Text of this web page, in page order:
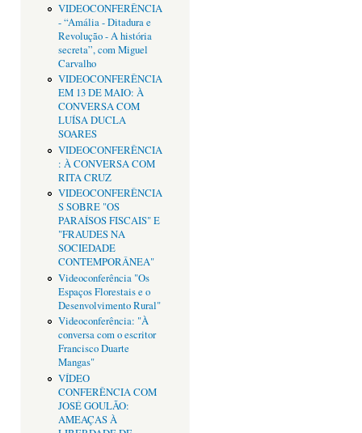
VIDEOCONFERÊNCIA
- “Amália - Ditadura e
Revolução - A história
secreta”, com Miguel
Carvalho
VIDEOCONFERÊNCIA
EM 13 DE MAIO: À
CONVERSA COM
LUÍSA DUCLA
SOARES
VIDEOCONFERÊNCIA
: À CONVERSA COM
RITA CRUZ
VIDEOCONFERÊNCIA
S SOBRE "OS
PARAÍSOS FISCAIS" E
"FRAUDES NA
SOCIEDADE
CONTEMPORÂNEA"
Videoconferência "Os
Espaços Florestais e o
Desenvolvimento Rural"
Videoconferência: "À
conversa com o escritor
Francisco Duarte
Mangas"
VÍDEO
CONFERÊNCIA COM
JOSÉ GOULÃO:
AMEAÇAS À